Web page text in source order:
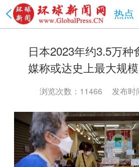
热点
洛杉矶 旧金山 沙加缅度 热点
上海市 天津市 重庆市
福建省
江西省 山东省 河南省
广东省
海南省 贵州省 云南省
青海省
台湾省 内蒙古 西藏 宁
日本2023年约3.5万种
媒称或达史上最大规模
浏览次数：11466 发布时